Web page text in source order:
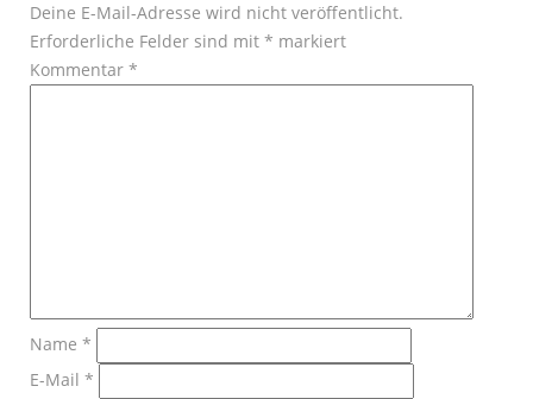
Deine E-Mail-Adresse wird nicht veröffentlicht.
Erforderliche Felder sind mit * markiert
Kommentar *
Name *
E-Mail *